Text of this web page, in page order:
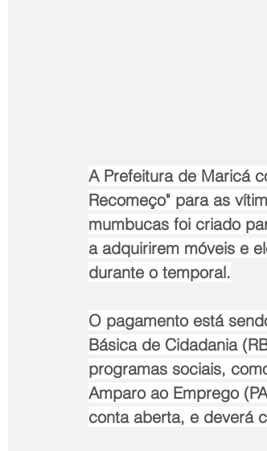
A Prefeitura de Maricá
Recomeço" para as
mumbucas foi criado
a adquirirem móveis e
durante o temporal.
O pagamento está
Básica de Cidadania
programas sociais,
Amparo ao Emprego
conta aberta, e deverá